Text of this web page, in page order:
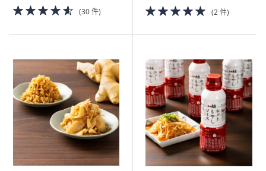
4.5
of
(30 件)
5.0
of
(2 件)